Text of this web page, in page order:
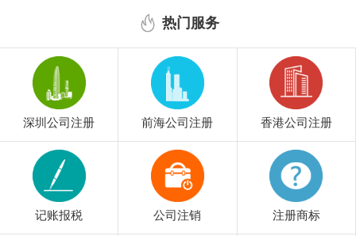
热门服务
深圳公司注册 前海公司注册 香港公司注册
记账报税 公司注销 注册商标